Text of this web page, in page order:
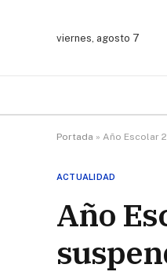
viernes, agosto 7
Portada » Año Escolar
ACTUALIDAD
Año